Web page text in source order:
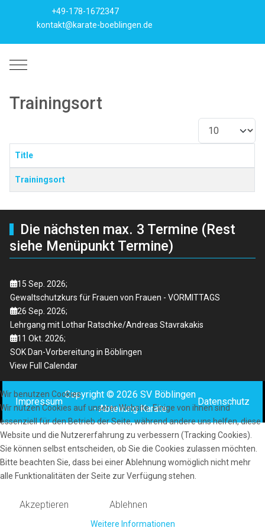
+49-178-1672347
kontakt@karate-boeblingen.de
Mobile Menu Toggle
Trainingsort
Beiträge
Title
Trainingsort
Die nächsten max. 3 Termine (Rest
siehe Menüpunkt Termine)
15 Sep. 2026;
Gewaltschutzkurs für Frauen von Frauen - VORMITTAGS
26 Sep. 2026;
Lehrgang mit Lothar Ratschke/Andreas Stavrakakis
11 Okt. 2026;
SOK Dan-Vorbereitung in Böblingen
View Full Calendar
Impressum
Copyright © 2026 SV Böblingen
- Abteilung Karate
Datenschutz
Wir benutzen Cookies
Wir nutzen Cookies auf unserer Website. Einige von ihnen sind
essenziell für den Betrieb der Seite, während andere uns helfen, diese
Website und die Nutzererfahrung zu verbessern (Tracking Cookies).
Sie können selbst entscheiden, ob Sie die Cookies zulassen möchten.
Bitte beachten Sie, dass bei einer Ablehnung womöglich nicht mehr
alle Funktionalitäten der Seite zur Verfügung stehen.
Akzeptieren Ablehnen
Weitere Informationen